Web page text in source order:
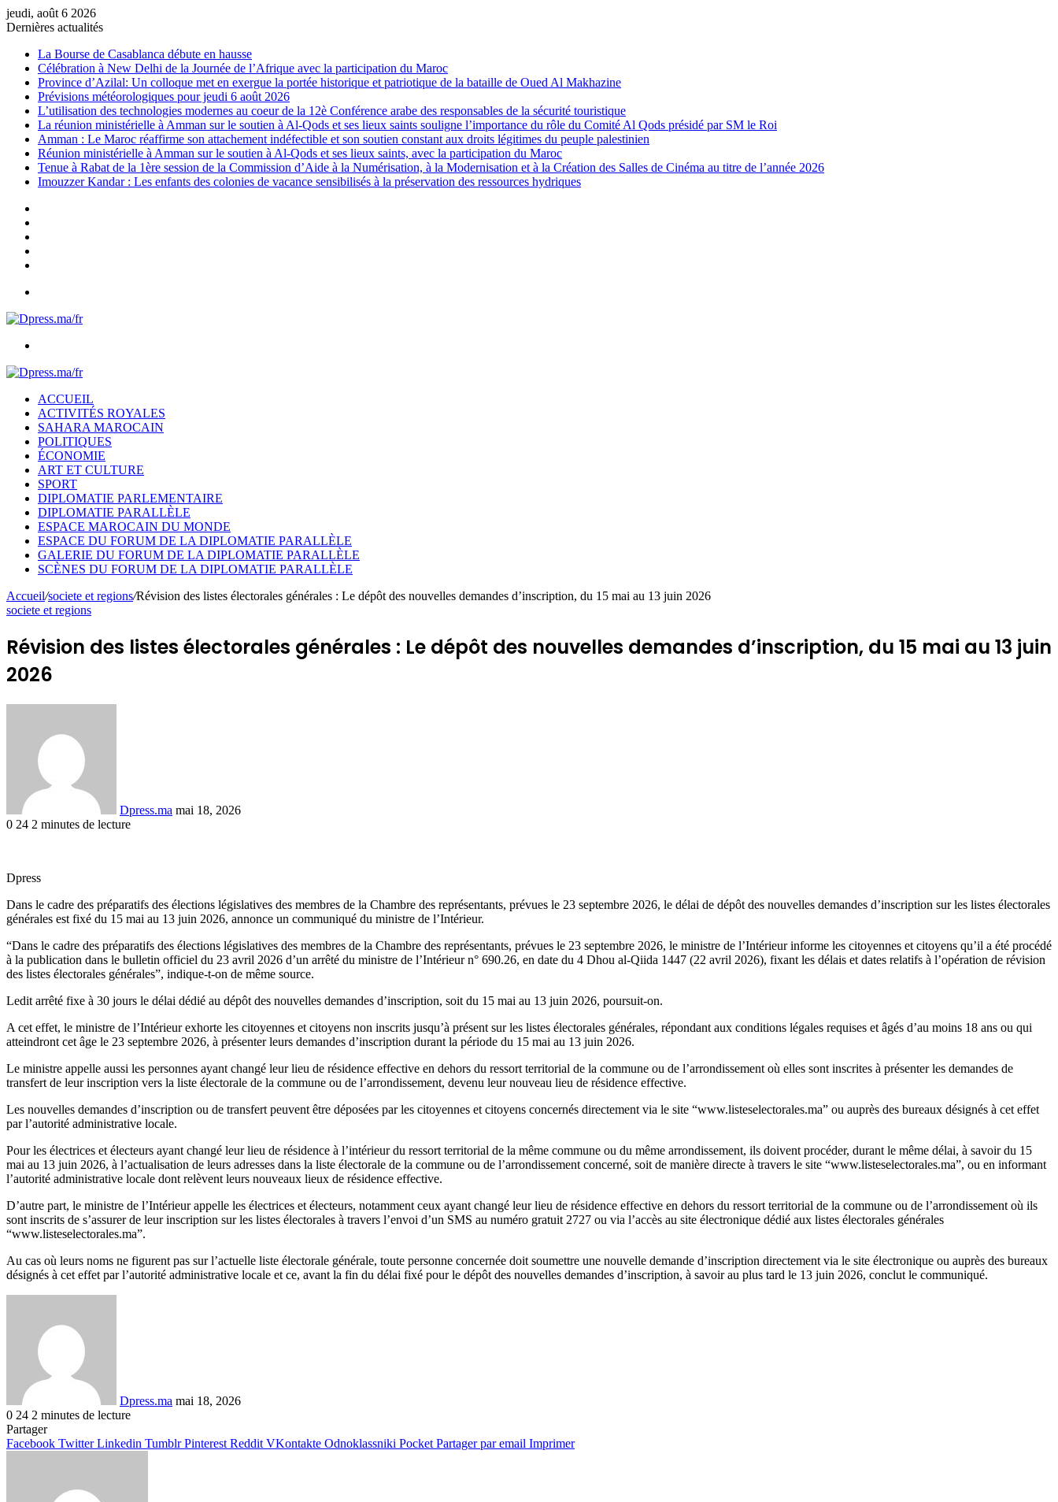
jeudi, août 6 2026
Dernières actualités
La Bourse de Casablanca débute en hausse
Célébration à New Delhi de la Journée de l’Afrique avec la participation du Maroc
Province d’Azilal: Un colloque met en exergue la portée historique et patriotique de la bataille de Oued Al Makhazine
Prévisions météorologiques pour jeudi 6 août 2026
L’utilisation des technologies modernes au coeur de la 12è Conférence arabe des responsables de la sécurité touristique
La réunion ministérielle à Amman sur le soutien à Al-Qods et ses lieux saints souligne l’importance du rôle du Comité Al Qods présidé par SM le Roi
Amman : Le Maroc réaffirme son attachement indéfectible et son soutien constant aux droits légitimes du peuple palestinien
Réunion ministérielle à Amman sur le soutien à Al-Qods et ses lieux saints, avec la participation du Maroc
Tenue à Rabat de la 1ère session de la Commission d’Aide à la Numérisation, à la Modernisation et à la Création des Salles de Cinéma au titre de l’année 2026
Imouzzer Kandar : Les enfants des colonies de vacance sensibilisés à la préservation des ressources hydriques
ACCUEIL
ACTIVITÉS ROYALES
SAHARA MAROCAIN
POLITIQUES
ÉCONOMIE
ART ET CULTURE
SPORT
DIPLOMATIE PARLEMENTAIRE
DIPLOMATIE PARALLÈLE
ESPACE MAROCAIN DU MONDE
ESPACE DU FORUM DE LA DIPLOMATIE PARALLÈLE
GALERIE DU FORUM DE LA DIPLOMATIE PARALLÈLE
SCÈNES DU FORUM DE LA DIPLOMATIE PARALLÈLE
Accueil/societe et regions/Révision des listes électorales générales : Le dépôt des nouvelles demandes d’inscription, du 15 mai au 13 juin 2026
societe et regions
Révision des listes électorales générales : Le dépôt des nouvelles demandes d’inscription, du 15 mai au 13 juin
2026
Dpress.ma mai 18, 2026
0 24 2 minutes de lecture
Dpress
Dans le cadre des préparatifs des élections législatives des membres de la Chambre des représentants, prévues le 23 septembre 2026, le délai de dépôt des nouvelles demandes d’inscription sur les listes électorales
générales est fixé du 15 mai au 13 juin 2026, annonce un communiqué du ministre de l’Intérieur.
“Dans le cadre des préparatifs des élections législatives des membres de la Chambre des représentants, prévues le 23 septembre 2026, le ministre de l’Intérieur informe les citoyennes et citoyens qu’il a été procédé
à la publication dans le bulletin officiel du 23 avril 2026 d’un arrêté du ministre de l’Intérieur n° 690.26, en date du 4 Dhou al-Qiida 1447 (22 avril 2026), fixant les délais et dates relatifs à l’opération de révision
des listes électorales générales”, indique-t-on de même source.
Ledit arrêté fixe à 30 jours le délai dédié au dépôt des nouvelles demandes d’inscription, soit du 15 mai au 13 juin 2026, poursuit-on.
A cet effet, le ministre de l’Intérieur exhorte les citoyennes et citoyens non inscrits jusqu’à présent sur les listes électorales générales, répondant aux conditions légales requises et âgés d’au moins 18 ans ou qui
atteindront cet âge le 23 septembre 2026, à présenter leurs demandes d’inscription durant la période du 15 mai au 13 juin 2026.
Le ministre appelle aussi les personnes ayant changé leur lieu de résidence effective en dehors du ressort territorial de la commune ou de l’arrondissement où elles sont inscrites à présenter les demandes de
transfert de leur inscription vers la liste électorale de la commune ou de l’arrondissement, devenu leur nouveau lieu de résidence effective.
Les nouvelles demandes d’inscription ou de transfert peuvent être déposées par les citoyennes et citoyens concernés directement via le site “www.listeselectorales.ma” ou auprès des bureaux désignés à cet effet
par l’autorité administrative locale.
Pour les électrices et électeurs ayant changé leur lieu de résidence à l’intérieur du ressort territorial de la même commune ou du même arrondissement, ils doivent procéder, durant le même délai, à savoir du 15
mai au 13 juin 2026, à l’actualisation de leurs adresses dans la liste électorale de la commune ou de l’arrondissement concerné, soit de manière directe à travers le site “www.listeselectorales.ma”, ou en informant
l’autorité administrative locale dont relèvent leurs nouveaux lieux de résidence effective.
D’autre part, le ministre de l’Intérieur appelle les électrices et électeurs, notamment ceux ayant changé leur lieu de résidence effective en dehors du ressort territorial de la commune ou de l’arrondissement où ils
sont inscrits de s’assurer de leur inscription sur les listes électorales à travers l’envoi d’un SMS au numéro gratuit 2727 ou via l’accès au site électronique dédié aux listes électorales générales
“www.listeselectorales.ma”.
Au cas où leurs noms ne figurent pas sur l’actuelle liste électorale générale, toute personne concernée doit soumettre une nouvelle demande d’inscription directement via le site électronique ou auprès des bureaux
désignés à cet effet par l’autorité administrative locale et ce, avant la fin du délai fixé pour le dépôt des nouvelles demandes d’inscription, à savoir au plus tard le 13 juin 2026, conclut le communiqué.
Dpress.ma mai 18, 2026
0 24 2 minutes de lecture
Facebook
Twitter
Linkedin
Tumblr
Pinterest
Reddit
VKontakte
Odnoklassniki
Pocket
Partager
Facebook Twitter Linkedin Tumblr Pinterest Reddit VKontakte Odnoklassniki Pocket Partager par email Imprimer